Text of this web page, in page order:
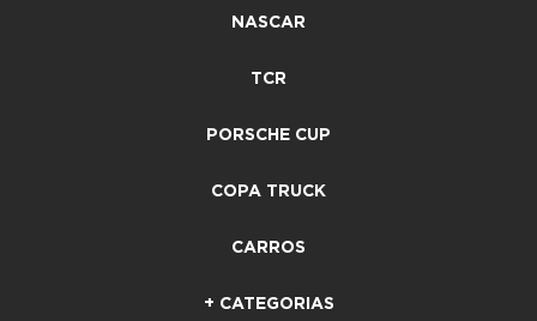
NASCAR
TCR
PORSCHE CUP
COPA TRUCK
CARROS
+ CATEGORIAS